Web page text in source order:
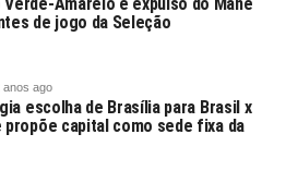
de jogo da Seleção
anos ago
escolha de Brasília para Brasil x
propõe capital como sede fixa da